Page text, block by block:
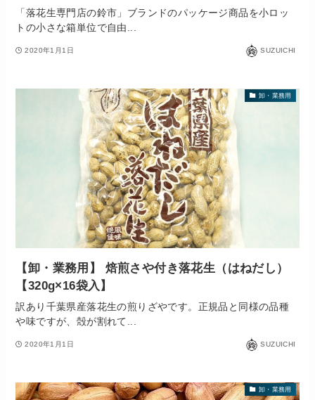
「落花生専門店の鈴市」ブランドのパッケージ商品を小ロッ
トの小さな箱単位で自由...
2020年1月1日 SUZUICHI
卸・業務用
【卸・業務用】 焙煎さや付き落花生（はねだし）
【320g×16袋入】
訳あり千葉県産落花生の煎りざやです。正規品と同様の品種
や味ですが、殻が割れて...
2020年1月1日 SUZUICHI
卸・業務用